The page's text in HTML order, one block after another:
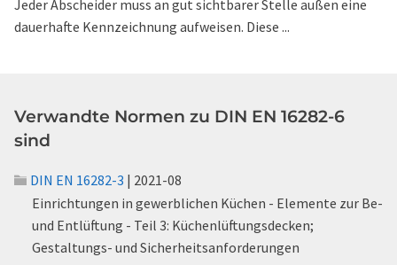
Jeder Abscheider muss an gut sichtbarer Stelle außen eine
dauerhafte Kennzeichnung aufweisen. Diese ...
Verwandte Normen zu DIN EN 16282-6
sind
DIN EN 16282-3 | 2021-08
Einrichtungen in gewerblichen Küchen - Elemente zur Be-
und Entlüftung - Teil 3: Küchenlüftungsdecken;
Gestaltungs- und Sicherheitsanforderungen